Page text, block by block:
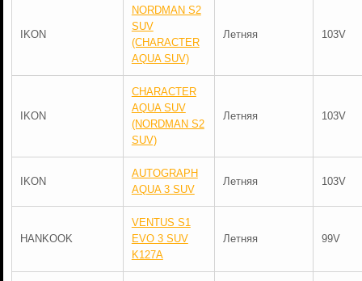
IKON
NORDMAN S2
SUV
(CHARACTER
AQUA SUV)
Летняя 103V
IKON
CHARACTER
AQUA SUV
(NORDMAN S2
SUV)
Летняя 103V
IKON
AUTOGRAPH
AQUA 3 SUV
Летняя 103V
HANKOOK
VENTUS S1
EVO 3 SUV
K127A
Летняя 99V